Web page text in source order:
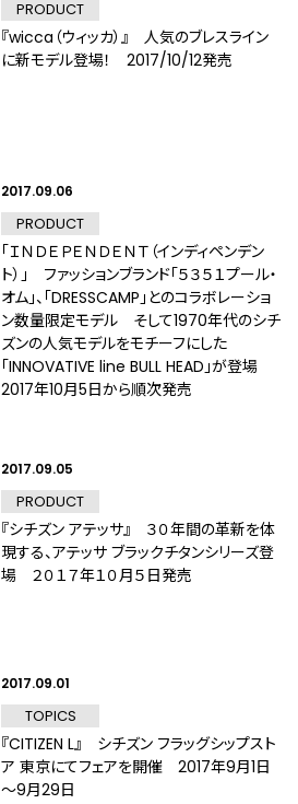
PRODUCT
『wicca（ウィッカ）』 人気のブレスライン
に新モデル登場！ 2017/10/12発売
2017.09.06
PRODUCT
「ＩＮＤＥＰＥＮＤＥＮＴ（インディペンデン
ト）」 ファッションブランド「５３５１プール・
オム」、「DRESSCAMP」とのコラボレーショ
ン数量限定モデル そして1970年代のシチ
ズンの人気モデルをモチーフにした
「INNOVATIVE line BULL HEAD」が登場
2017年10月5日から順次発売
2017.09.05
PRODUCT
『シチズン アテッサ』 ３０年間の革新を体
現する、アテッサ ブラックチタンシリーズ登
場 ２０１７年１０月５日発売
2017.09.01
TOPICS
『CITIZEN L』 シチズン フラッグシップスト
ア 東京にてフェアを開催 2017年9月1日
～9月29日